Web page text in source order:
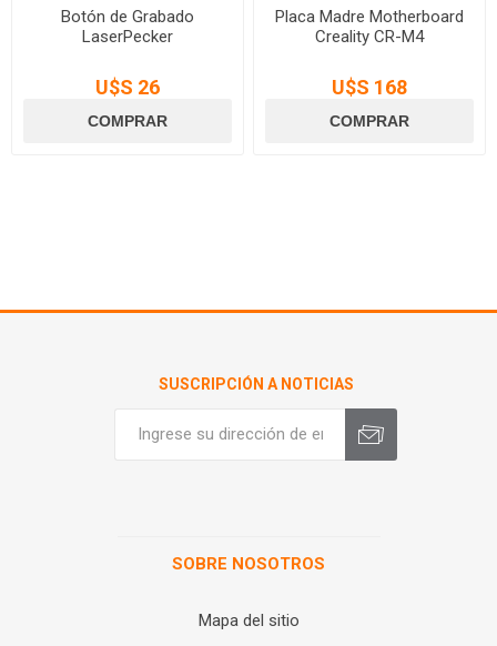
Botón de Grabado
LaserPecker
U$S 26
Placa Madre Motherboard
Creality CR-M4
U$S 168
SUSCRIPCIÓN A NOTICIAS
SOBRE NOSOTROS
Mapa del sitio